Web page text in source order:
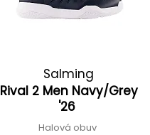
Salming
Rival 2 Men Navy/Grey
'26
Halová obuv